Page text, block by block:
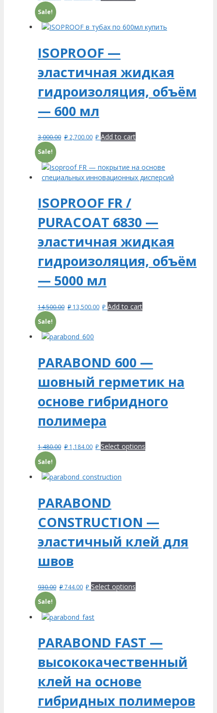
Sale!
ISOPROOF —
эластичная жидкая
гидроизоляция, объём
— 600 мл
3,000.00 ₽ 2,700.00 ₽ Add to cart
Sale!
ISOPROOF FR /
PURACOAT 6830 —
эластичная жидкая
гидроизоляция, объём
— 5000 мл
14,500.00 ₽ 13,500.00 ₽ Add to cart
Sale!
PARABOND 600 —
шовный герметик на
основе гибридного
полимера
1,480.00 ₽ 1,184.00 ₽ Select options
Sale!
PARABOND
CONSTRUCTION —
эластичный клей для
швов
930.00 ₽744.00 ₽ Select options
Sale!
PARABOND FAST —
высококачественный
клей на основе
гибридных полимеров